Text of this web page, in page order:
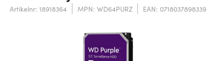
Artikelnr: 18918364 MPN: WD64PURZ EAN: 0718037898339